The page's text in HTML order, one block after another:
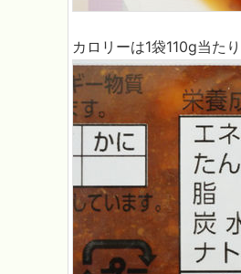
カロリーは1袋110g当た